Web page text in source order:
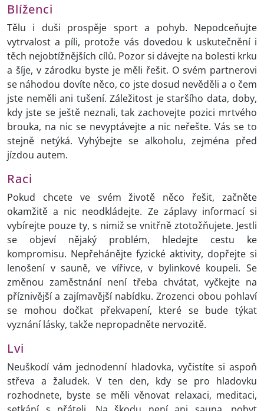
Blíženci
Tělu i duši prospěje sport a pohyb. Nepodceňujte
vytrvalost a píli, protože vás dovedou k uskutečnění i
těch nejobtížnějších cílů. Pozor si dávejte na bolesti krku
a šíje, v zárodku byste je měli řešit. O svém partnerovi
se náhodou dovíte něco, co jste dosud nevěděli a o čem
jste neměli ani tušení. Záležitost je staršího data, doby,
kdy jste se ještě neznali, tak zachovejte pozici mrtvého
brouka, na nic se nevyptávejte a nic neřešte. Vás se to
stejně netýká. Vyhýbejte se alkoholu, zejména před
jízdou autem.
Raci
Pokud chcete ve svém životě něco řešit, začněte
okamžitě a nic neodkládejte. Ze záplavy informací si
vybírejte pouze ty, s nimiž se vnitřně ztotožňujete. Jestli
se objeví nějaký problém, hledejte cestu ke
kompromisu. Nepřehánějte fyzické aktivity, dopřejte si
lenošení v sauně, ve vířivce, v bylinkové koupeli. Se
změnou zaměstnání není třeba chvátat, vyčkejte na
příznivější a zajímavější nabídku. Zrozenci obou pohlaví
se mohou dočkat překvapení, které se bude týkat
vyznání lásky, takže nepropadněte nervozitě.
Lvi
Neuškodí vám jednodenní hladovka, vyčistíte si aspoň
střeva a žaludek. V ten den, kdy se pro hladovku
rozhodnete, byste se měli věnovat relaxaci, meditaci,